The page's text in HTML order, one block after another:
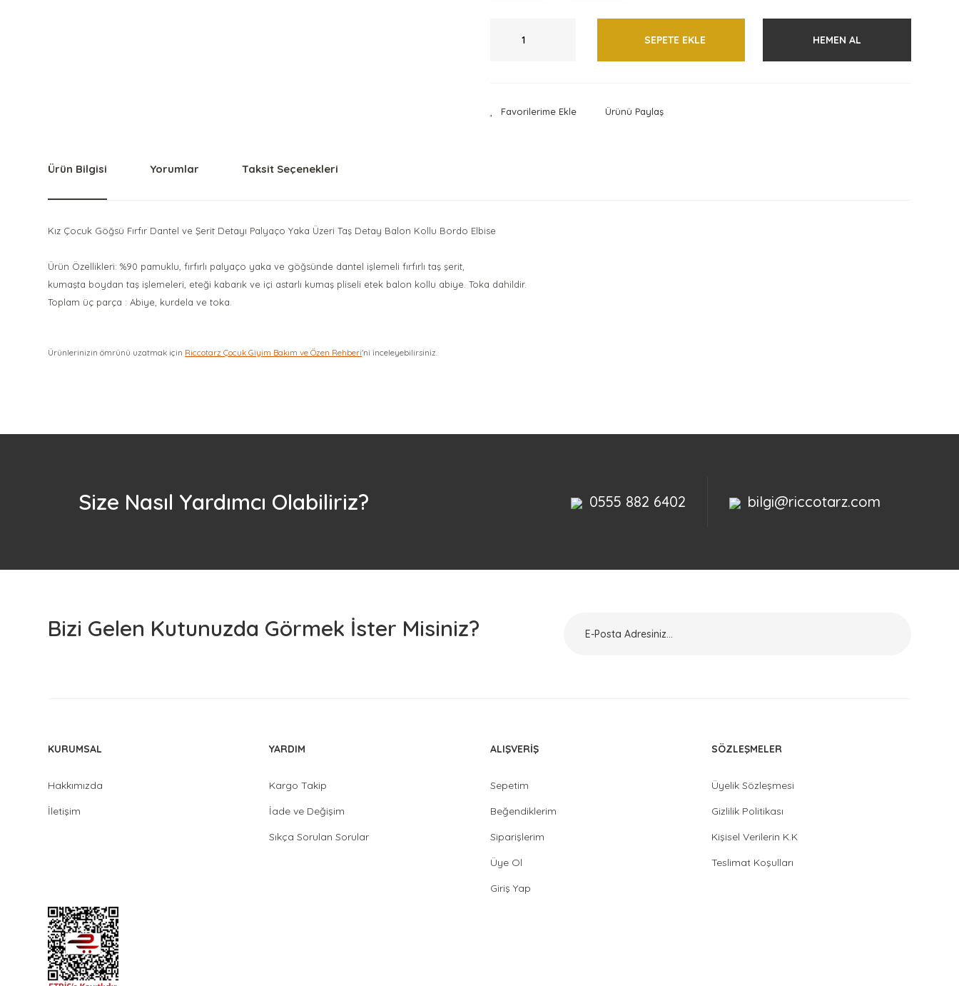
SEPETE EKLE HEMEN AL
Ürünü Paylaş
Ürün Bilgisi Yorumlar Taksit Seçenekleri
Kız Çocuk Göğsü Fırfır Dantel ve Şerit Detayı Palyaço Yaka Üzeri Taş Detay Balon Kollu Bordo Elbise
Ürün Özellikleri: %90 pamuklu, fırfırlı palyaço yaka ve göğsünde dantel işlemeli fırfırlı taş şerit,
kumaşta boydan taş işlemeleri, eteği kabarık ve içi astarlı kumaş pliseli etek balon kollu abiye. Toka dahildir.
Toplam üç parça : Abiye, kurdela ve toka.
Ürünlerinizin ömrünü uzatmak için Riccotarz Çocuk Giyim Bakım ve Özen Rehberi'ni inceleyebilirsiniz.
Size Nasıl Yardımcı Olabiliriz? 0555 882 6402 bilgi@riccotarz.com
Bizi Gelen Kutunuzda Görmek İster Misiniz?
KURUMSAL
Hakkımızda
İletişim
YARDIM
Kargo Takip
İade ve Değişim
Sıkça Sorulan Sorular
ALIŞVERİŞ
Sepetim
Beğendiklerim
Siparişlerim
Üye Ol
Giriş Yap
SÖZLEŞMELER
Üyelik Sözleşmesi
Gizlilik Politikası
Kişisel Verilerin K.K
Teslimat Koşulları